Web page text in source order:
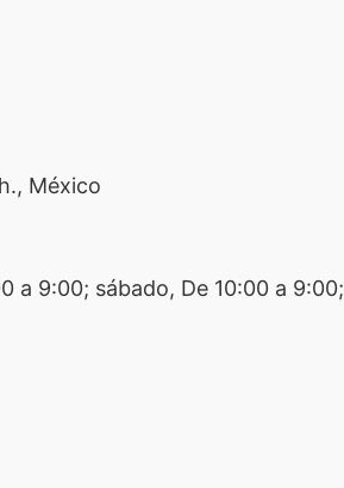
México
a 9:00; sábado, De 10:00 a 9:00;